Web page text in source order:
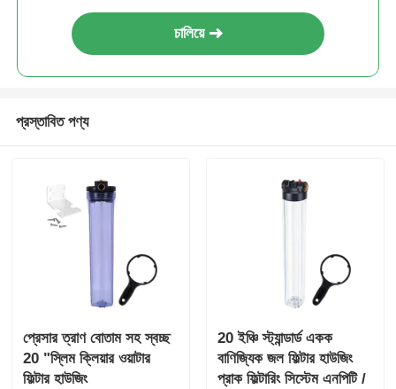
চালিয়ে
প্রস্তাবিত পণ্য
প্রেসার ত্রাণ বোতাম সহ স্বচ্ছ
20 "স্লিম ক্লিয়ার ওয়াটার
ফিল্টার হাউজিং
20 ইঞ্চি স্ট্যান্ডার্ড একক
বাণিজ্যিক জল ফিল্টার হাউজিং
প্রাক ফিল্টারিং সিস্টেম এনপিটি /